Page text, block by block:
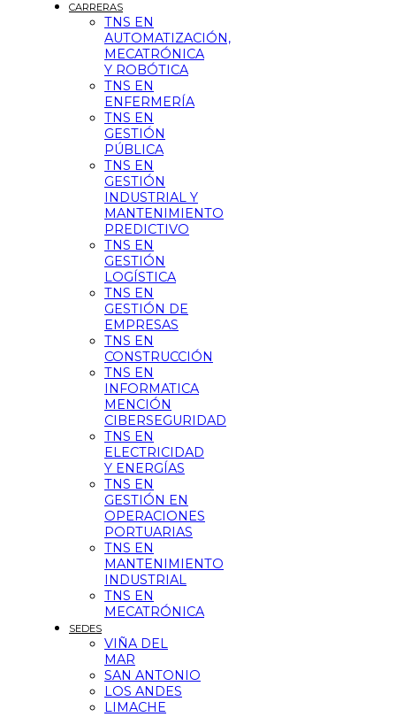
CARRERAS
TNS EN
AUTOMATIZACIÓN,
MECATRÓNICA
Y ROBÓTICA
TNS EN
ENFERMERÍA
TNS EN
GESTIÓN
PÚBLICA
TNS EN
GESTIÓN
INDUSTRIAL Y
MANTENIMIENTO
PREDICTIVO
TNS EN
GESTIÓN
LOGÍSTICA
TNS EN
GESTIÓN DE
EMPRESAS
TNS EN
CONSTRUCCIÓN
TNS EN
INFORMATICA
MENCIÓN
CIBERSEGURIDAD
TNS EN
ELECTRICIDAD
Y ENERGÍAS
TNS EN
GESTIÓN EN
OPERACIONES
PORTUARIAS
TNS EN
MANTENIMIENTO
INDUSTRIAL
TNS EN
MECATRÓNICA
SEDES
VIÑA DEL
MAR
SAN ANTONIO
LOS ANDES
LIMACHE